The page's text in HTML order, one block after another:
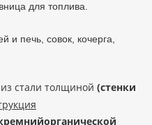
для топлива.
и печь, совок, кочерга,
стали толщиной (стенки